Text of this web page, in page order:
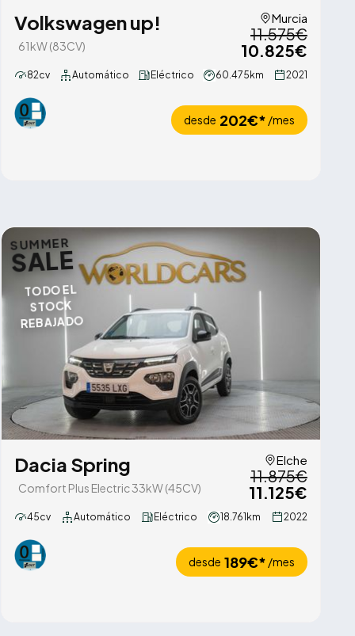
Volkswagen up!
61kW (83CV)
Murcia
11.575€
10.825€
82cv Automático Eléctrico 60.475km 2021
desde 202€* /mes
SUMMER
SALE
TODO EL
STOCK
REBAJADO
Dacia Spring
Comfort Plus Electric 33kW (45CV)
Elche
11.875€
11.125€
45cv Automático Eléctrico 18.761km 2022
desde 189€* /mes